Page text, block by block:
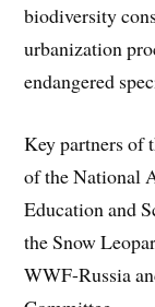
biodiversity
urbanization
endangered
Key partners of
of the National
Education and
the Snow
WWF-Russia